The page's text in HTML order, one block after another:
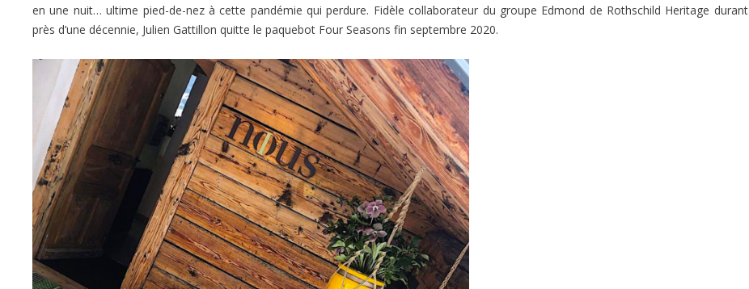
en une nuit… ultime pied-de-nez à cette pandémie qui perdure. Fidèle collaborateur du groupe Edmond de Rothschild Heritage durant
près d’une décennie, Julien Gattillon quitte le paquebot Four Seasons fin septembre 2020.